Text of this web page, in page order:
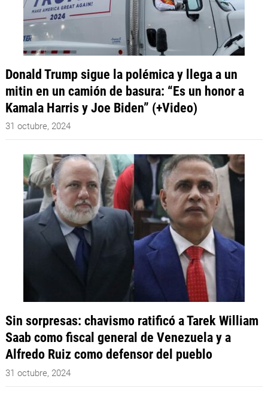
Donald Trump sigue la polémica y llega a un
mitin en un camión de basura: “Es un honor a
Kamala Harris y Joe Biden” (+Video)
31 octubre, 2024
Sin sorpresas: chavismo ratificó a Tarek William
Saab como fiscal general de Venezuela y a
Alfredo Ruiz como defensor del pueblo
31 octubre, 2024